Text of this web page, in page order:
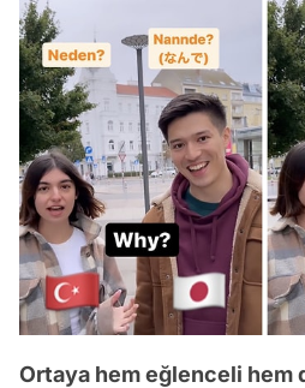
Ortaya hem eğlenceli hem